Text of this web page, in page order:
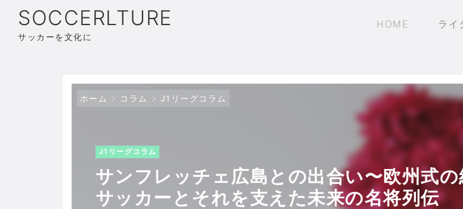
SOCCERLTURE
サッカーを文化に
HOME ライ
ホーム コラム J1リーグコラム
J1リーグコラム
サンフレッチェ広島との出合い〜欧州式の
サッカーとそれを支えた未来の名将列伝